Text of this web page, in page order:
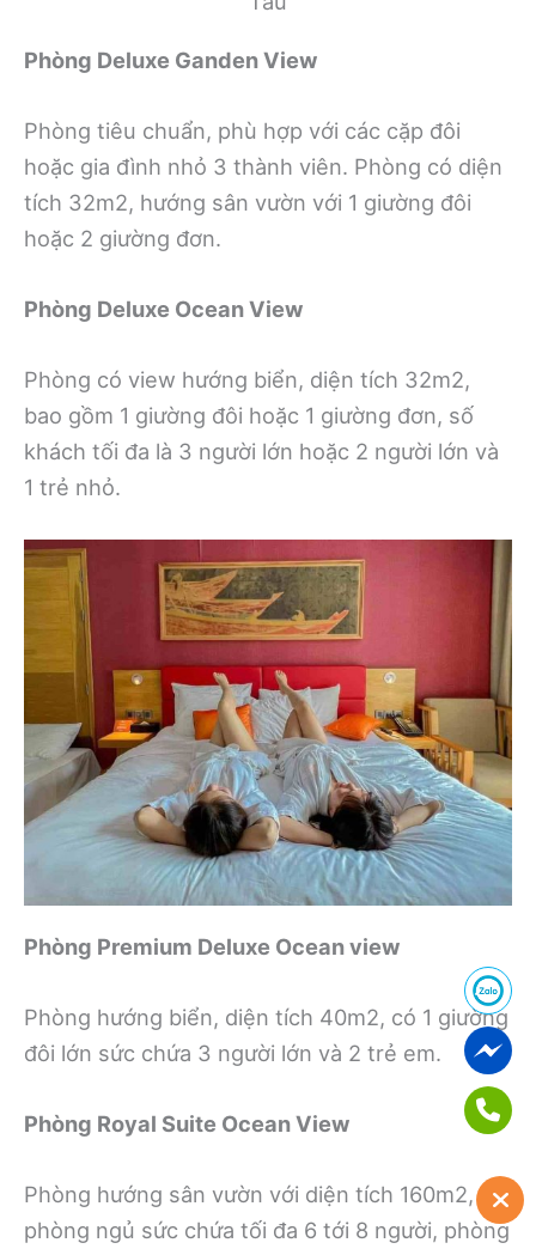
Phòng Deluxe Ganden View
Phòng tiêu chuẩn, phù hợp với các cặp đôi
hoặc gia đình nhỏ 3 thành viên. Phòng có diện
tích 32m2, hướng sân vườn với 1 giường đôi
hoặc 2 giường đơn.
Phòng Deluxe Ocean View
Phòng có view hướng biển, diện tích 32m2,
bao gồm 1 giường đôi hoặc 1 giường đơn, số
khách tối đa là 3 người lớn hoặc 2 người lớn và
1 trẻ nhỏ.
Phòng Premium Deluxe Ocean view
Phòng hướng biển, diện tích 40m2, có 1 giường
đôi lớn sức chứa 3 người lớn và 2 trẻ em.
Phòng Royal Suite Ocean View
Phòng hướng sân vườn với diện tích 160m2, 2
phòng ngủ sức chứa tối đa 6 tới 8 người, phòng